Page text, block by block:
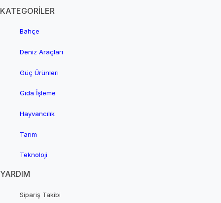
KATEGORİLER
Bahçe
Deniz Araçları
Güç Ürünleri
Gıda İşleme
Hayvancılık
Tarım
Teknoloji
YARDIM
Sipariş Takibi